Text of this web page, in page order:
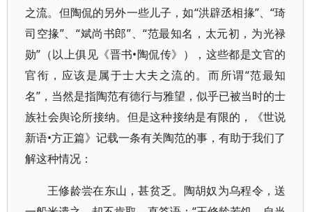
之流。但陶侃的另外一些儿子，如“洪辟丞相掾”、“琦
司空掾”、“斌尚书郎”、“范最知名，太元初，为光禄
勋”（以上俱见《晋书•陶侃传》），这些都是文官的
官衔，应该是属于士大夫之流的。而所谓“范最知
名”，当然是指陶范有德行与雅望，似乎已被当时的士
族社会舆论所接纳。但是这种接纳是有限的，《世说
新语•方正篇》记载一条有关陶范的事，有助于我们了
解这种情况：
王修龄尝在东山，甚贫乏。陶胡奴为乌程令，送